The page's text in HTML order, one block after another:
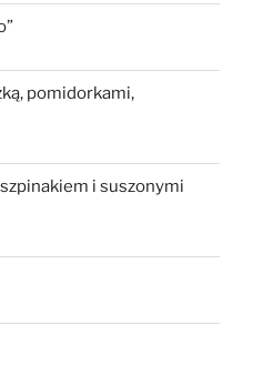
pomidorkami,
i suszonymi